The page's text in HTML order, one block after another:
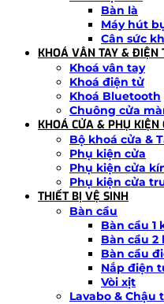
Bàn là
Máy hút
Cân sức
KHOÁ VÂN TAY & ĐIỆN
Khoá vân tay
Khoá điện tử
Khoá Bluetooth
Chuông cửa
KHOÁ CỬA & PHỤ KIỆN
Bộ khoá cửa &
Phụ kiện cửa
Phụ kiện cửa
Phụ kiện cửa
THIẾT BỊ VỆ SINH
Bàn cầu
Bàn cầu 1
Bàn cầu 2
Bàn cầu
Nắp điện
Vòi xịt
Lavabo & Chậu